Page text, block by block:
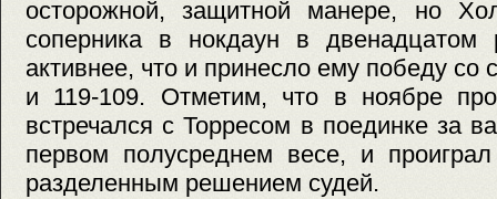
осторожной, защитной манере, но
соперника в нокдаун в двенадцатом
активнее, что и принесло ему победу со
и 119-109. Отметим, что в ноябре
встречался с Торресом в поединке за
первом полусреднем весе, и
разделенным решением судей.